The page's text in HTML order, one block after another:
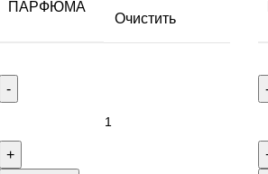
ПАРФЮМА
Очистить